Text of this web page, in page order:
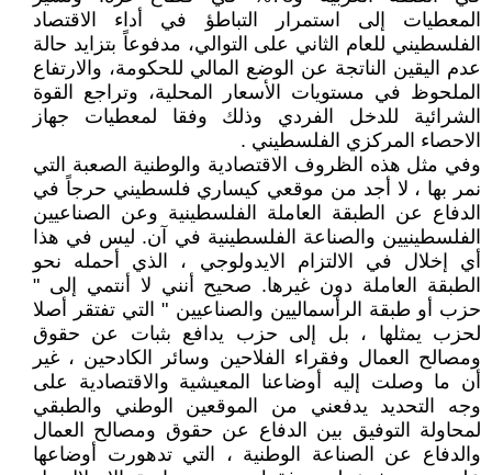
المعطيات إلى استمرار التباطؤ في أداء الاقتصاد
الفلسطيني للعام الثاني على التوالي، مدفوعاً بتزايد حالة
عدم اليقين الناتجة عن الوضع المالي للحكومة، والارتفاع
الملحوظ في مستويات الأسعار المحلية، وتراجع القوة
الشرائية للدخل الفردي وذلك وفقا لمعطيات جهاز
الاحصاء المركزي الفلسطيني .
وفي مثل هذه الظروف الاقتصادية والوطنية الصعبة التي
نمر بها ، لا أجد من موقعي كيساري فلسطيني حرجاً في
الدفاع عن الطبقة العاملة الفلسطينية وعن الصناعيين
الفلسطينيين والصناعة الفلسطينية في آن. ليس في هذا
أي إخلال في الالتزام الايدولوجي ، الذي أحمله نحو
الطبقة العاملة دون غيرها. صحيح أنني لا أنتمي إلى "
حزب أو طبقة الرأسماليين والصناعيين " التي تفتقر أصلا
لحزب يمثلها ، بل إلى حزب يدافع بثبات عن حقوق
ومصالح العمال وفقراء الفلاحين وسائر الكادحين ، غير
أن ما وصلت إليه أوضاعنا المعيشية والاقتصادية على
وجه التحديد يدفعني من الموقعين الوطني والطبقي
لمحاولة التوفيق بين الدفاع عن حقوق ومصالح العمال
والدفاع عن الصناعة الوطنية ، التي تدهورت أوضاعها